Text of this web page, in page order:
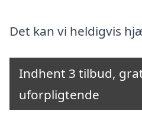
Det kan vi heldigvis
Indhent 3 tilbud,
uforpligtende